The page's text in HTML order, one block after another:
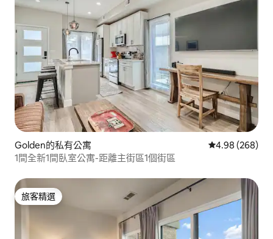
Golden的私有公寓 從 268 則評價
4.98 (268)
1間全新1間臥室公寓-距離主街區1個街區
旅客精選
旅客精選